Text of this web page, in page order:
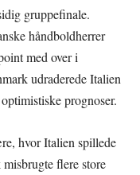
gruppefinale.
håndboldherrer
med over i
udraderede Italien
prognoser.
hvor Italien spillede
flere store